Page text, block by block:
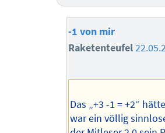
-1 von mir
Raketenteufel
Das „+3 -1 = +2“
war ein völlig